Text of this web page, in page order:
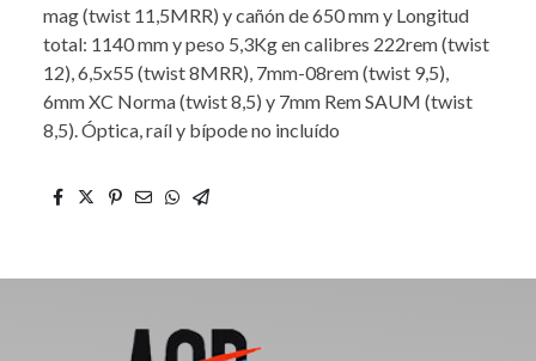
mag (twist 11,5MRR) y cañón de 650 mm y Longitud
total: 1140 mm y peso 5,3Kg en calibres 222rem (twist
12), 6,5x55 (twist 8MRR), 7mm-08rem (twist 9,5),
6mm XC Norma (twist 8,5) y 7mm Rem SAUM (twist
8,5). Óptica, raíl y bípode no incluído